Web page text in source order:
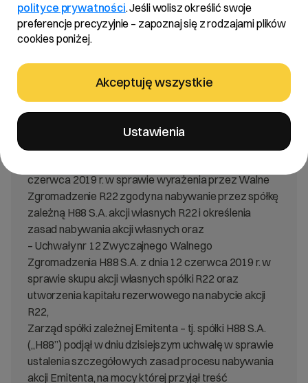
Treść:
W nawiązaniu do treści raportu bieżącego nr
11/2019 z dnia 12 czerwca 2019 r. w sprawie
realizacji skupu akcji własnych R22 spółka akcyjna
oraz ustalenia jednostkowej ceny nabycia i
spółka akcyjna („Emitent”, „Spółka”, „R22”) informuje,
czerwca 2019 r. w sprawie wyrażenia przez Walne
Zgromadzenie R22 zgody na nabywanie przez spółkę
zależną H88 S.A. akcji własnych R22 i określenia
zasad nabywania akcji własnych oraz
– Uchwały nr 12 Zwyczajnego Walnego
Zgromadzenia H88 S.A. z dnia 12 czerwca 2019 r. w
sprawie skupu akcji własnych spółki R22 oraz
utworzenia kapitału rezerwowego na nabycie akcji
R22,
Zarząd spółki zależnej Emitenta – tj. spółki H88 S.A.
(„H88”) podjął w dniu dzisiejszym uchwałę w sprawie
ustalenia szczegółowych zasad procesu nabywania
akcji Emitenta, na mocy której przyjął treść
polityce prywatności. Jeśli wolisz określić swoje
preferencje precyzyjnie – zapoznaj się z rodzajami plików
cookies poniżej.
Akceptuję wszystkie
Ustawienia